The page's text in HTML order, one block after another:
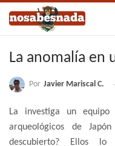
La anomalía en
Por Javier Mariscal C.
La investiga un equipo
arqueológicos de
descubierto? Ellos lo